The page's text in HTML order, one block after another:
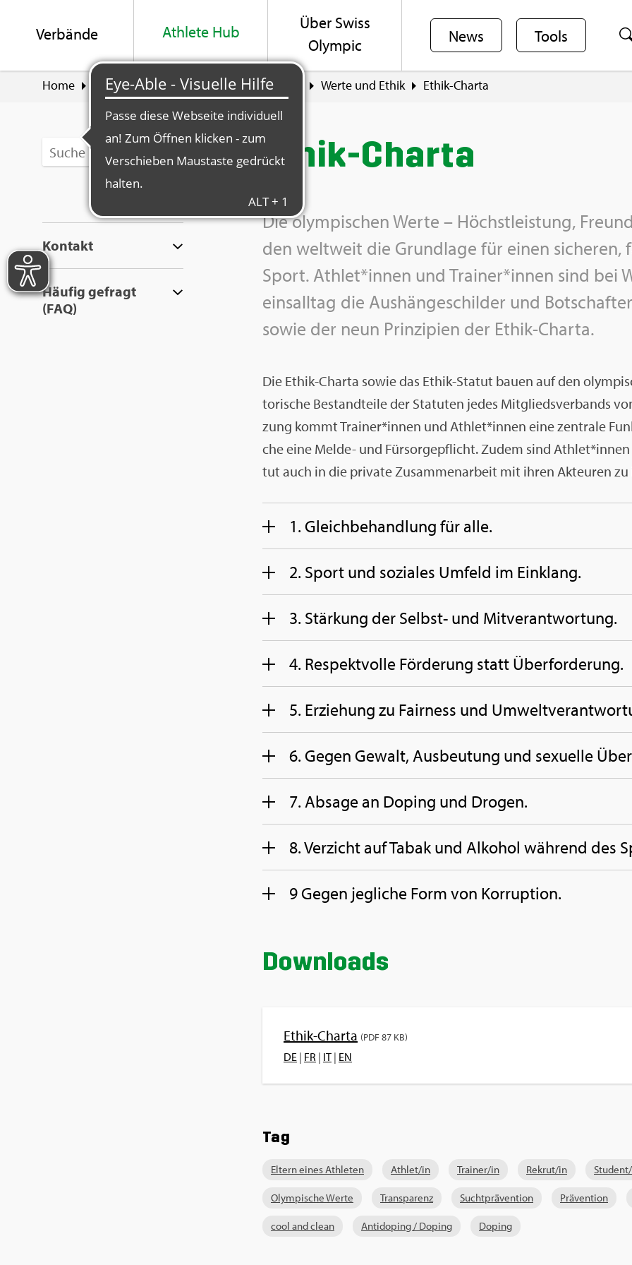
Ver­bän­de Ath­le­te Hub
Über Swiss
Olym­pic
News Tools
Home Ath­le­te Hub Per­sön­lich­keit und Ethik Werte und Ethik Ethik-Char­ta
Kon­takt
Häu­fig ge­fragt
(FAQ)
Ethik-Char­ta
Die olym­pi­schen Werte – Höchst­leis­tung,
den welt­weit die Grund­la­ge für einen si­che­ren,
Sport. Ath­let*innen und Trai­ner*innen sind bei
eins­all­tag die Aus­hän­ge­schil­der und
sowie der neun Prin­zi­pi­en der Ethik-Char­ta.
Die Ethik-Char­ta sowie das Ethik-Sta­tut bauen auf den
to­ri­sche Be­stand­tei­le der Sta­tu­ten jedes Mit­glieds­ver­bands
zung kommt Trai­ner*innen und Ath­let*innen eine zen­tra­le
che eine Melde- und Für­sor­ge­pflicht. Zudem sind
tut auch in die pri­va­te Zu­sam­men­ar­beit mit ihren Ak­teu­ren
1. Gleich­be­hand­lung für alle.
2. Sport und so­zia­les Um­feld im Ein­klang.
3. Stär­kung der Selbst- und Mit­ver­ant­wor­tung.
4. Re­spekt­vol­le För­de­rung statt Über­for­de­rung.
5. Er­zie­hung zu Fair­ness und
6. Gegen Ge­walt, Aus­beu­tung und se­xu­el­le
7. Ab­sa­ge an Do­ping und Dro­gen.
8. Ver­zicht auf Tabak und Al­ko­hol wäh­rend des
9 Gegen jeg­li­che Form von Kor­rup­ti­on.
Down­loads
Ethik-Char­ta (PDF 87 KB)
DE | FR | IT | EN
Tag
El­tern eines Ath­le­ten Ath­let/in Trai­ner/in Re­krut/in
Olym­pi­sche Werte Trans­pa­renz Sucht­prä­ven­ti­on Prä­ven­ti­on
cool and clean An­ti­do­ping / Do­ping Do­ping